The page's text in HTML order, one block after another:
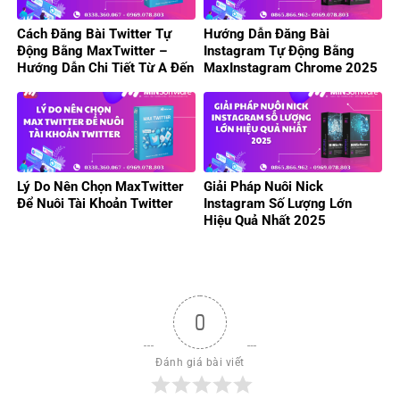
Cách Đăng Bài Twitter Tự
Động Bằng MaxTwitter –
Hướng Dẫn Chi Tiết Từ A Đến
Hướng Dẫn Đăng Bài
Instagram Tự Động Bằng
MaxInstagram Chrome 2025
Lý Do Nên Chọn MaxTwitter
Để Nuôi Tài Khoản Twitter
Giải Pháp Nuôi Nick
Instagram Số Lượng Lớn
Hiệu Quả Nhất 2025
0
Đánh giá bài viết